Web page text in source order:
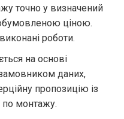
точно у визначений
обумовленою ціною.
роботи.
на основі
даних,
пропозицію із
по монтажу.